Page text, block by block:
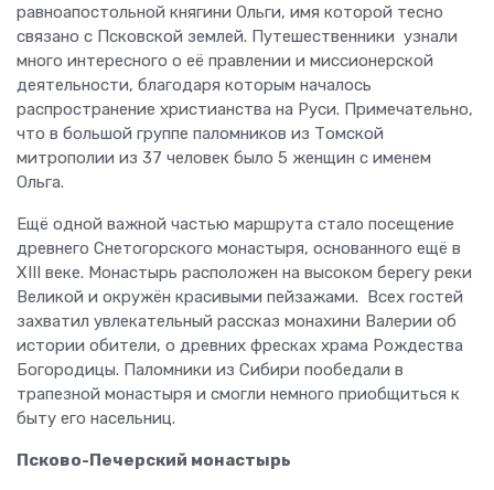
равноапостольной княгини Ольги, имя которой тесно
связано с Псковской землей. Путешественники узнали
много интересного о её правлении и миссионерской
деятельности, благодаря которым началось
распространение христианства на Руси. Примечательно,
что в большой группе паломников из Томской
митрополии из 37 человек было 5 женщин с именем
Ольга.
Ещё одной важной частью маршрута стало посещение
древнего Снетогорского монастыря, основанного ещё в
XIII веке. Монастырь расположен на высоком берегу реки
Великой и окружён красивыми пейзажами. Всех гостей
захватил увлекательный рассказ монахини Валерии об
истории обители, о древних фресках храма Рождества
Богородицы. Паломники из Сибири пообедали в
трапезной монастыря и смогли немного приобщиться к
быту его насельниц.
Псково-Печерский монастырь